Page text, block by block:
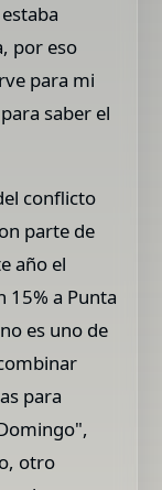
por eso
para mi
saber el
conflicto
parte de
año el
15% a Punta
es uno de
para
otro